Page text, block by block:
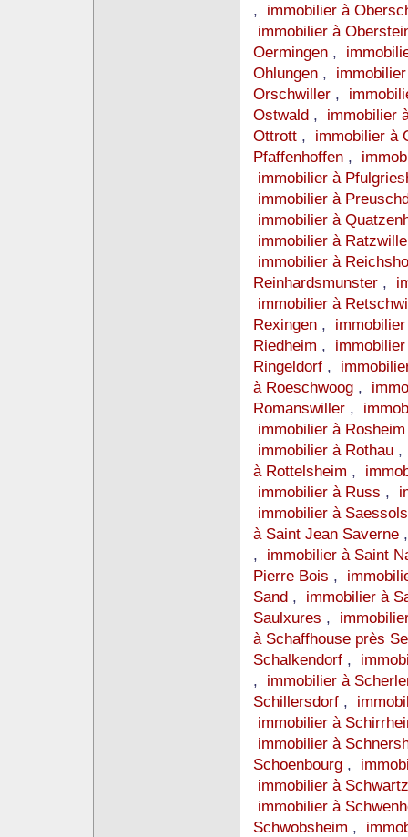
, immobilier à
immobilier à
Oermingen ,
Ohlungen ,
Orschwiller ,
Ostwald , immobilier
Ottrott , immobilier à
Pfaffenhoffen ,
immobilier à
immobilier à
immobilier à
immobilier à
immobilier à
Reinhardsmunster ,
immobilier à
Rexingen ,
Riedheim ,
Ringeldorf ,
à Roeschwoog ,
Romanswiller ,
immobilier à
immobilier à Rothau
à Rottelsheim ,
immobilier à Russ ,
immobilier à
à Saint Jean Saverne
, immobilier à Saint
Pierre Bois ,
Sand , immobilier à
Saulxures ,
à Schaffhouse près
Schalkendorf ,
, immobilier à
Schillersdorf ,
immobilier à
immobilier à
Schoenbourg ,
immobilier à
immobilier à
Schwobsheim ,